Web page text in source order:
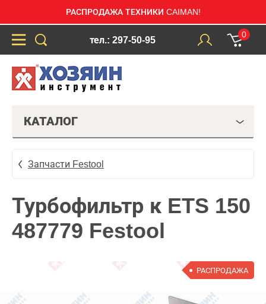
РАСПРОДАЖА ТЕХНИКИ CAIMAN!
тел.: 297-50-95
0
КАТАЛОГ
Запчасти Festool
Турбофильтр к ETS 150
487779 Festool
РАСПРОДАЖА